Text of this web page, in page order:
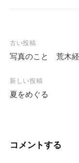
投
稿
ナ
ビ
ゲ
ョ
古い投稿
写真のこと 荒木
新しい投稿
夏をめぐる
コメントする